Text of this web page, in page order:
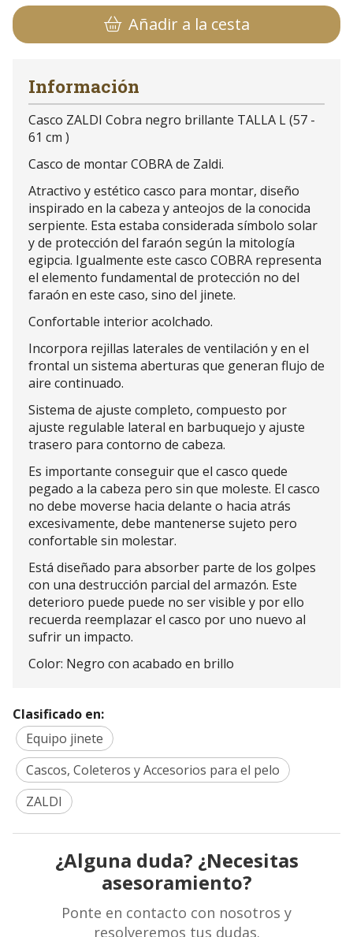
Añadir a la cesta
Información
Casco ZALDI Cobra negro brillante TALLA L (57 -
61 cm )
Casco de montar COBRA de Zaldi.
Atractivo y estético casco para montar, diseño
inspirado en la cabeza y anteojos de la conocida
serpiente. Esta estaba considerada símbolo solar
y de protección del faraón según la mitología
egipcia. Igualmente este casco COBRA representa
el elemento fundamental de protección no del
faraón en este caso, sino del jinete.
Confortable interior acolchado.
Incorpora rejillas laterales de ventilación y en el
frontal un sistema aberturas que generan flujo de
aire continuado.
Sistema de ajuste completo, compuesto por
ajuste regulable lateral en barbuquejo y ajuste
trasero para contorno de cabeza.
Es importante conseguir que el casco quede
pegado a la cabeza pero sin que moleste. El casco
no debe moverse hacia delante o hacia atrás
excesivamente, debe mantenerse sujeto pero
confortable sin molestar.
Está diseñado para absorber parte de los golpes
con una destrucción parcial del armazón. Este
deterioro puede puede no ser visible y por ello
recuerda reemplazar el casco por uno nuevo al
sufrir un impacto.
Color: Negro con acabado en brillo
Clasificado en:
Equipo jinete
Cascos, Coleteros y Accesorios para el pelo
ZALDI
¿Alguna duda? ¿Necesitas
asesoramiento?
Ponte en contacto con nosotros y
resolveremos tus dudas.